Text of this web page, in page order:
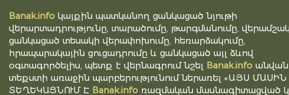
Banak.info կայքին պատկանող ցանկացած նյութի
վերարտադրությունը, տարածումը, թարգմանումը,
ցանկացած տեսակի վերափոխումը, հեռարձակումը,
հրապարակային ցուցադրումը և ցանկացած այլ ձևով
օգտագործելիս, պետք է վերնագրում նշել Banak.info
տեքստի առաջին պարբերությունում ներառել «ԱՅՍ ՄԱՍԻՆ
ՏԵՂԵԿԱՑՆՈՒՄ Է Banak.info ռազմական մասնագիտացված